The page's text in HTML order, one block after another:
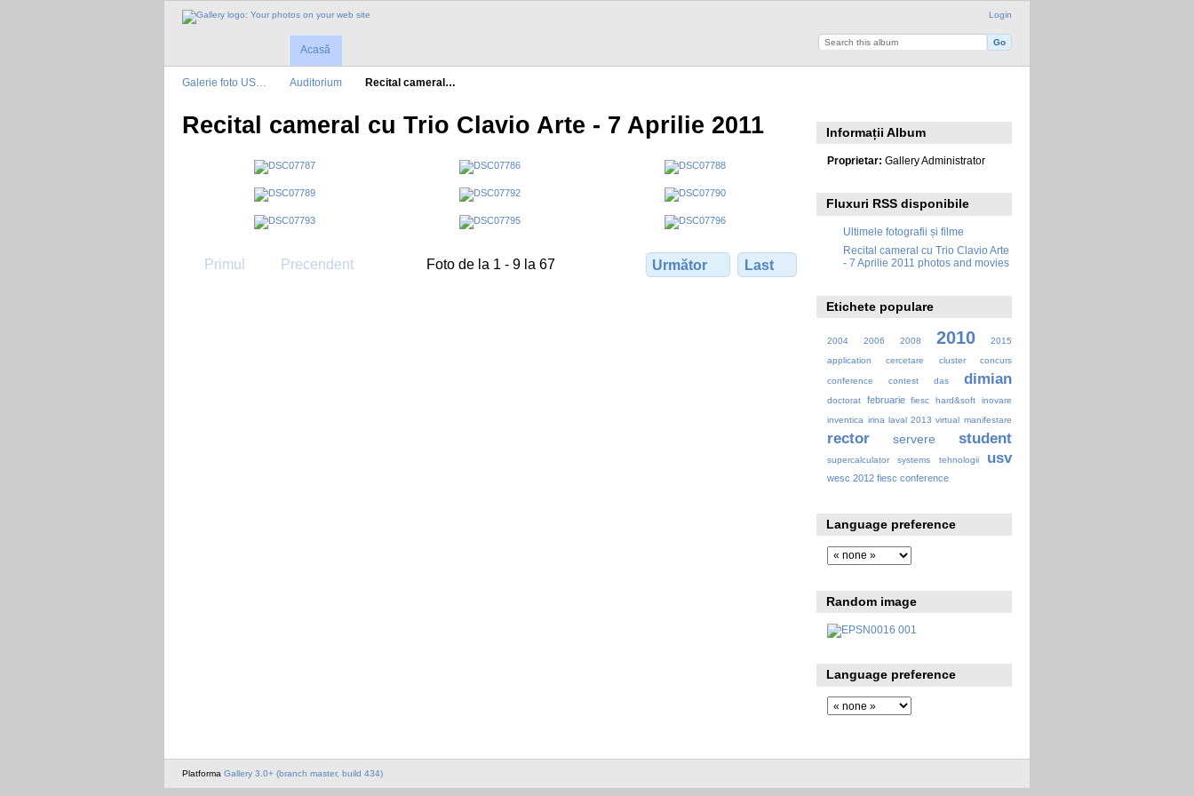
Login
Acasă
Galerie foto US… Auditorium Recital cameral…
Recital cameral cu Trio Clavio Arte - 7 Aprilie 2011
Primul Precendent Foto de la 1 - 9 la 67 Următor Last
Informații Album
Proprietar: Gallery Administrator
Fluxuri RSS disponibile
Ultimele fotografii și filme
Recital cameral cu Trio Clavio Arte
- 7 Aprilie 2011 photos and movies
Etichete populare
2004 2006 2008 2010
2015
application
cercetare cluster concurs
conference contest das dimian
doctorat februarie fiesc hard&soft
inovare
inventica irina laval 2013 virtual manifestare
rector servere student
supercalculator systems tehnologii usv
wesc 2012 fiesc conference
Language preference
Random image
Language preference
Platforma Gallery 3.0+ (branch master, build 434)